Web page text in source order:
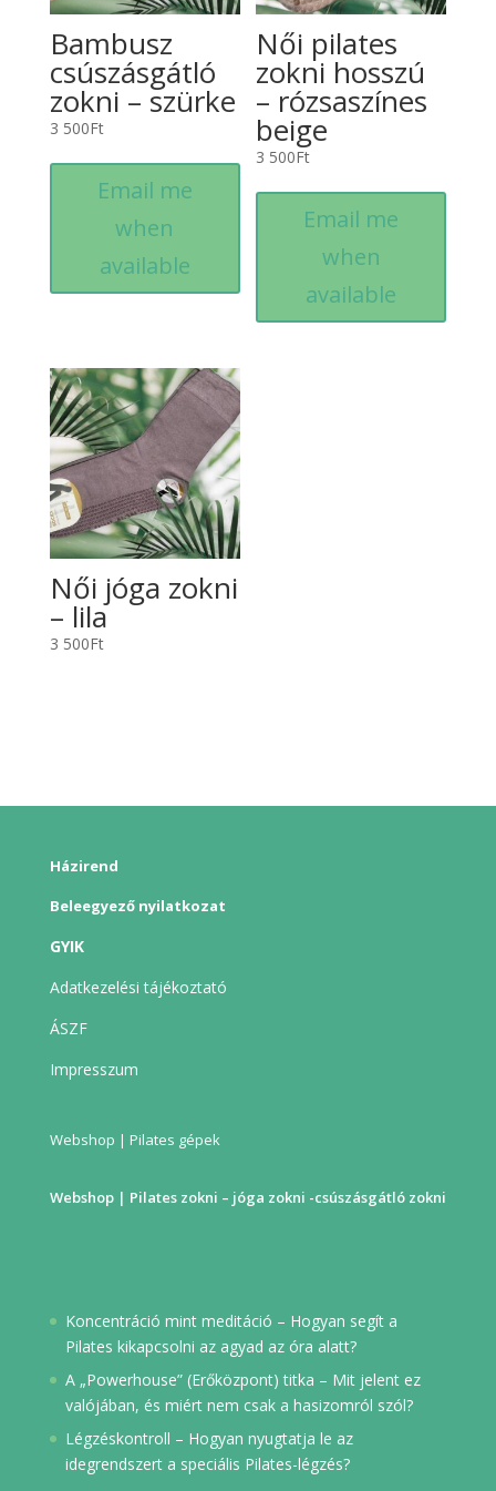
Bambusz
csúszásgátló
zokni – szürke
3 500Ft
Email me
when
available
Női pilates
zokni hosszú
– rózsaszínes
beige
3 500Ft
Email me
when
available
Női jóga zokni
– lila
3 500Ft
Házirend
Beleegyező nyilatkozat
GYIK
Adatkezelési tájékoztató
ÁSZF
Impresszum
Webshop | Pilates gépek
Webshop | Pilates zokni – jóga zokni -csúszásgátló zokni
Koncentráció mint meditáció – Hogyan segít a
Pilates kikapcsolni az agyad az óra alatt?
A „Powerhouse” (Erőközpont) titka – Mit jelent ez
valójában, és miért nem csak a hasizomról szól?
Légzéskontroll – Hogyan nyugtatja le az
idegrendszert a speciális Pilates-légzés?